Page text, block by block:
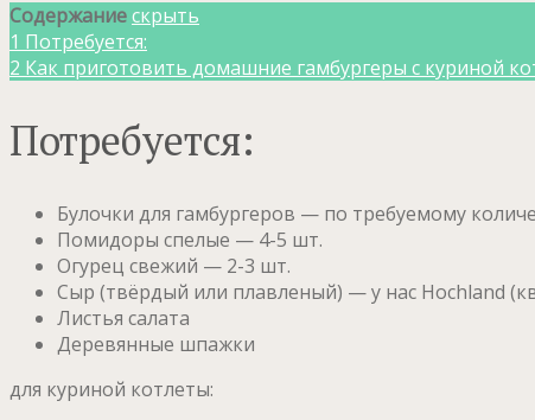
Содержаниескрыть
1 Потребуется:
2 Как приготовить домашние гамбургеры с куриной
Потребуется:
Булочки для гамбургеров — по требуемому
Помидоры спелые — 4-5 шт.
Огурец свежий — 2-3 шт.
Сыр (твёрдый или плавленый) — у нас Hoсhland
Листья салата
Деревянные шпажки
для куриной котлеты: